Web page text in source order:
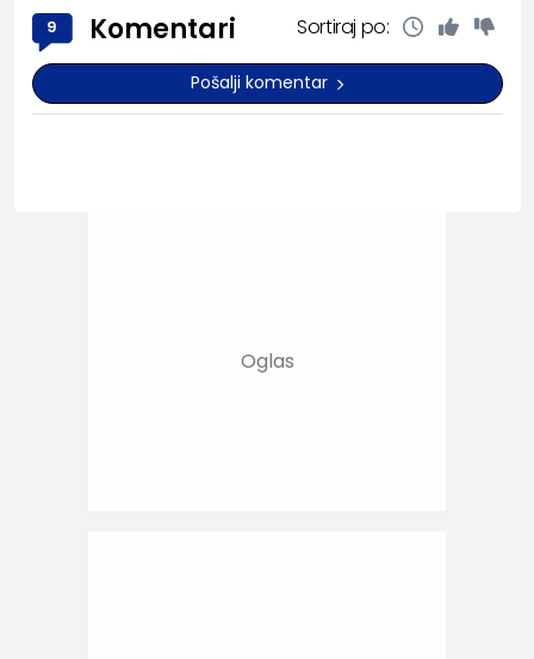
9 Komentari Sortiraj po:
Pošalji komentar